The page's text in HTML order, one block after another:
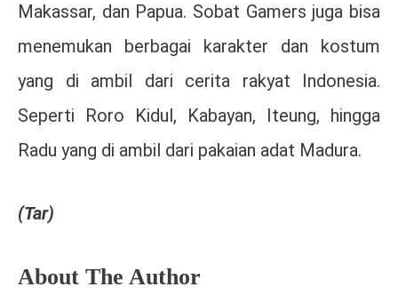
Makassar, dan Papua. Sobat Gamers juga bisa
menemukan berbagai karakter dan kostum
yang di ambil dari cerita rakyat Indonesia.
Seperti Roro Kidul, Kabayan, Iteung, hingga
Radu yang di ambil dari pakaian adat Madura.
(Tar)
About The Author